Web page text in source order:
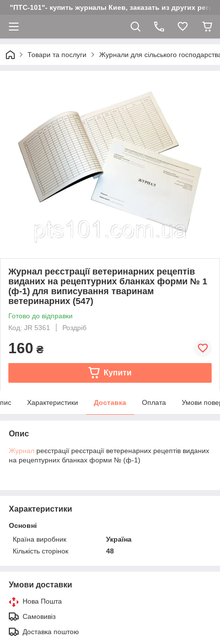
"ПТС-101"- купить журналы Киев, заказать из других
Товари та послуги Журнали для сільського
Журнал реєстрації ветеринарних рецептів
виданих на рецептурних бланках форми № 1
(ф-1) для виписування тваринам
ветеринарних (547)
Готово до відправки
Код: JR 5361
Роздріб
160 ₴
Купити
Характеристики Доставка Оплата Умови
Опис
Журнал реєстрації реєстрації ветеренарних рецептів виданих
на рецептурних бланках форми № (ф-1)
Характеристики
Основні
Країна виробник
Україна
Кількість сторінок
48
Умови доставки
Нова Пошта
Самовивіз
Доставка поштою